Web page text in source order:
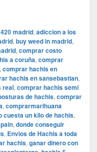
420 madrid, adiccion a los
, buy weed in madrid,
, comprar costo
a coruña, comprar
, comprar hachis en
hachis en sansebastian,
real, comprar hachis semi
de hachis, comprar
, comprarmarihuana
cuesta un kilo de hachis,
, donde conseguir
, Envios de Hachis a toda
hachis, ganar dinero con